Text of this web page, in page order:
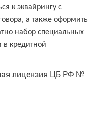
к эквайрингу с
а также оформить
набор специальных
в кредитной
лицензия ЦБ РФ №